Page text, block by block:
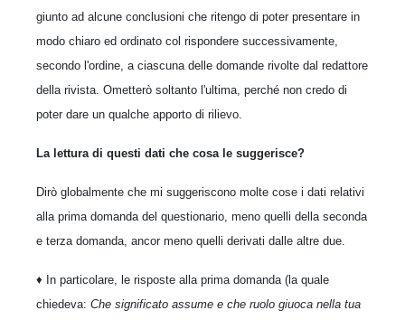
giunto ad alcune conclusioni che ritengo di poter presentare in
modo chiaro ed ordinato col rispondere successivamente,
secondo l'ordine, a ciascuna delle domande rivolte dal redattore
della rivista. Ometterò soltanto l'ultima, perché non credo di
poter dare un qualche apporto di rilievo.
La lettura di questi dati che cosa le suggerisce?
Dirò globalmente che mi suggeriscono molte cose i dati relativi
alla prima domanda del questionario, meno quelli della seconda
e terza domanda, ancor meno quelli derivati dalle altre due.
♦ In particolare, le risposte alla prima domanda (la quale
chiedeva: Che significato assume e che ruolo giuoca nella tua